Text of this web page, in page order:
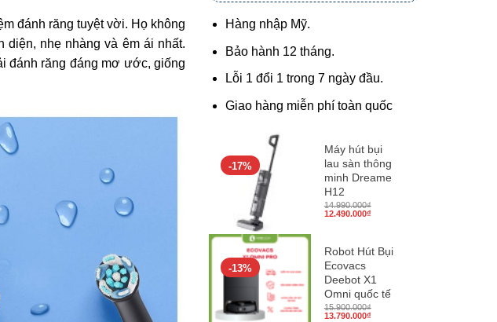
đánh răng tuyệt vời. Họ không
nhẹ nhàng và êm ái nhất.
đánh răng đáng mơ ước, giống
Hàng nhập Mỹ.
Bảo hành 12 tháng.
Lỗi 1 đổi 1 trong 7 ngày đầu.
Giao hàng miễn phí toàn quốc
-17%
Máy hút bụi
lau sàn thông
minh Dreame
H12
14.990.000₫
Giá
12.490.000₫Giá
12.490.000₫.
-13%
Robot Hút Bụi
Ecovacs
Deebot X1
Omni quốc tế
15.900.000₫
Giá
13.790.000₫Giá